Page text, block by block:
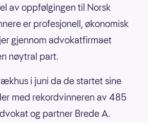
av oppfølgingen til Norsk
er profesjonell, økonomisk
gjennom advokatfirmaet
nøytral part.
i juni da de startet sine
med rekordvinneren av 485
og partner Brede A.